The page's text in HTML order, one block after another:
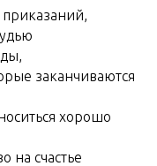
приказаний,
заканчиваются
хорошо
на счастье